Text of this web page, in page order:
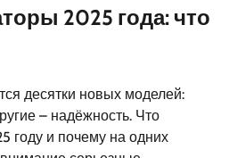
2025 года: что
десятки новых моделей:
– надёжность. Что
году и почему на одних